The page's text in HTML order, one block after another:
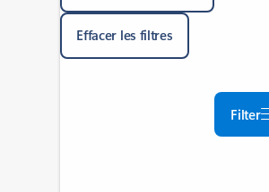
Effacer les filtres
Filter